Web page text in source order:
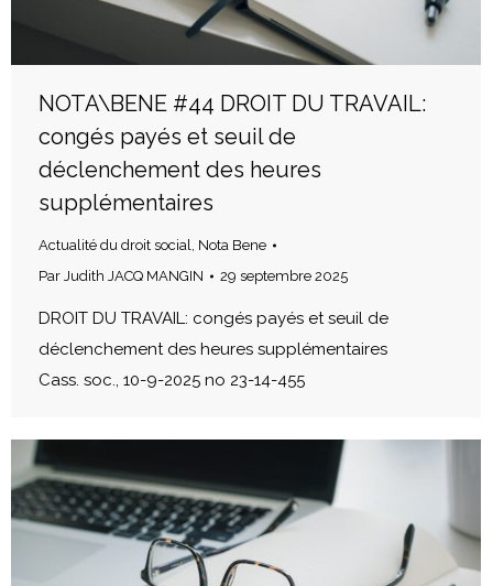
NOTA\BENE #44 DROIT DU TRAVAIL:
congés payés et seuil de
déclenchement des heures
supplémentaires
Actualité du droit social
Nota Bene
Par Judith JACQ MANGIN 29 septembre 2025
DROIT DU TRAVAIL: congés payés et seuil de
déclenchement des heures supplémentaires
Cass. soc., 10-9-2025 no 23-14-455